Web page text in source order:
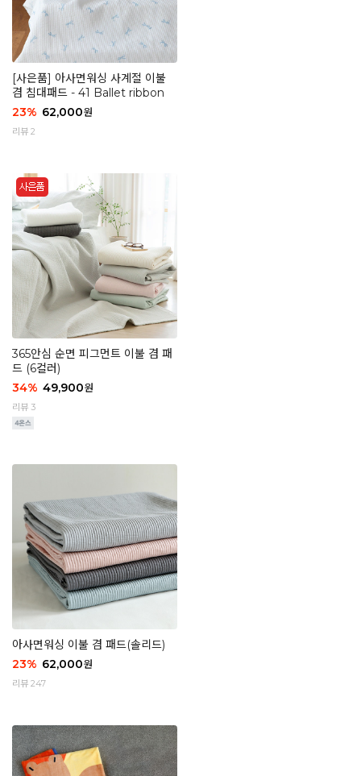
[사은품] 아사면워싱 사계절 이불
겸 침대패드 - 41 Ballet ribbon
23% 62,000원
리뷰 2
365안심 순면 피그먼트 이불 겸 패
드 (6컬러)
34% 49,900원
리뷰 3
아사면워싱 이불 겸 패드(솔리드)
23% 62,000원
리뷰 247